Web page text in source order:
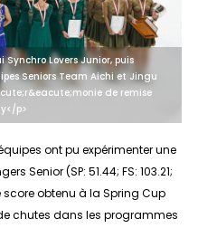
Lovers Junior, puis
Seniors Team Aichi et Jingu
de remise
p>
ont pu expérimenter une
Senior (SP: 51.44; FS: 103.21;
obtenu à la Spring Cup
chutes dans les programmes